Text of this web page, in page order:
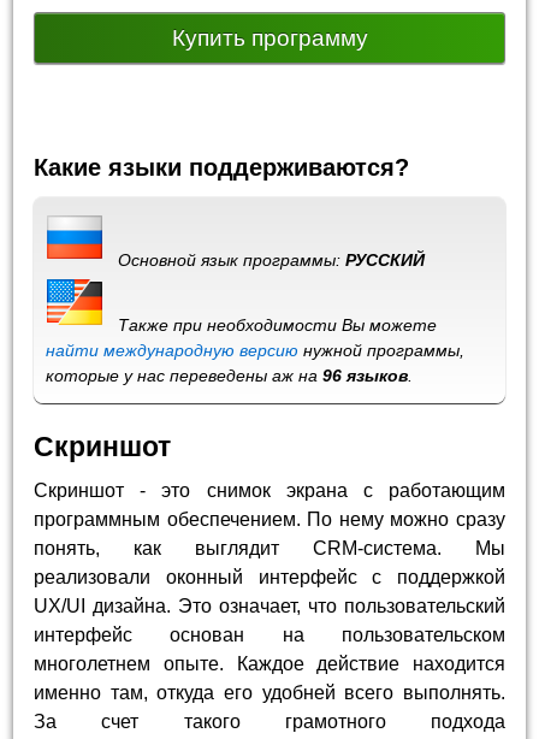
Купить программу
Какие языки поддерживаются?
Основной язык программы:РУССКИЙ
Также при необходимости Вы можете
найти международную версию нужной программы,
которые у нас переведены аж на96 языков
Скриншот
Скриншот - это снимок экрана с работающим
программным обеспечением. По нему можно сразу
понять, как выглядит CRM-система. Мы
реализовали оконный интерфейс с поддержкой
UX/UI дизайна. Это означает, что пользовательский
интерфейс основан на пользовательском
многолетнем опыте. Каждое действие находится
именно там, откуда его удобней всего выполнять.
За счет такого грамотного подхода